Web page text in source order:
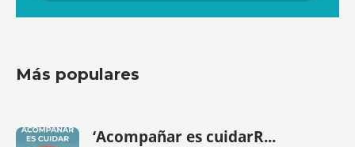
Más populares
‘Acompañar es cuidarR...